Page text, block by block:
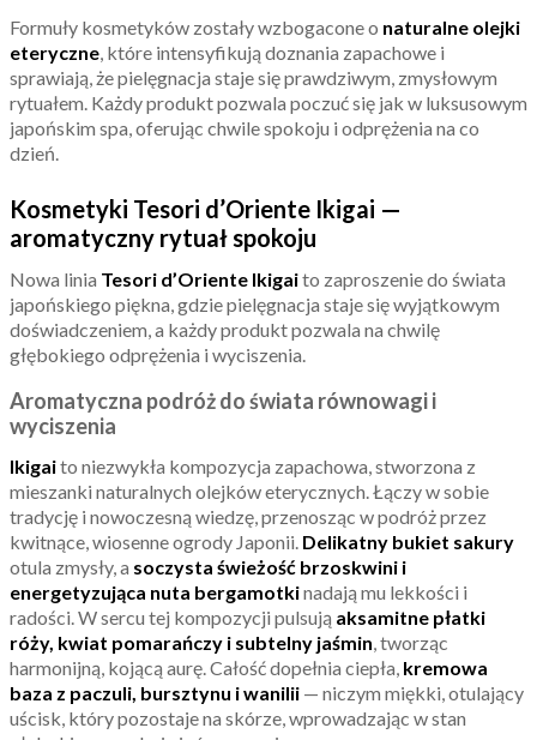
Formuły kosmetyków zostały wzbogacone o naturalne olejki
eteryczne , które intensyfikują doznania zapachowe i
sprawiają, że pielęgnacja staje się prawdziwym, zmysłowym
rytuałem. Każdy produkt pozwala poczuć się jak w luksusowym
japońskim spa, oferując chwile spokoju i odprężenia na co
dzień.
Kosmetyki Tesori d’Oriente Ikigai —
aromatyczny rytuał spokoju
Nowa linia Tesori d’Oriente Ikigaito zaproszenie do świata
japońskiego piękna, gdzie pielęgnacja staje się wyjątkowym
doświadczeniem, a każdy produkt pozwala na chwilę
głębokiego odprężenia i wyciszenia.
Aromatyczna podróż do świata równowagi i
wyciszenia
Ikigaito niezwykła kompozycja zapachowa, stworzona z
mieszanki naturalnych olejków eterycznych. Łączy w sobie
tradycję i nowoczesną wiedzę, przenosząc w podróż przez
kwitnące, wiosenne ogrody Japonii. Delikatny bukiet sakury
otula zmysły, a soczysta świeżość brzoskwini i
energetyzująca nuta bergamotkinadają mu lekkości i
radości. W sercu tej kompozycji pulsują aksamitne płatki
róży, kwiat pomarańczy i subtelny jaśmin , tworząc
harmonijną, kojącą aurę. Całość dopełnia ciepła, kremowa
baza z paczuli, bursztynu i wanilii — niczym miękki, otulający
uścisk, który pozostaje na skórze, wprowadzając w stan